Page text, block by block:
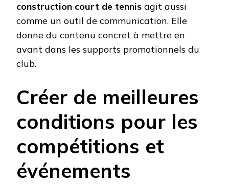
construction court de tennis agit aussi
comme un outil de communication. Elle
donne du contenu concret à mettre en
avant dans les supports promotionnels du
club.
Créer de meilleures
conditions pour les
compétitions et
événements